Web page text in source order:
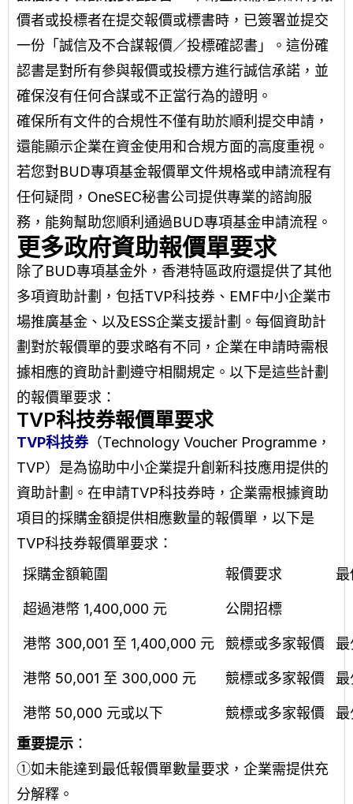
價者或投標者在提交報價或標書時，已簽署並提交
一份「誠信及不合謀報價／投標確認書」。這份確
認書是對所有參與報價或投標方進行誠信承諾，並
確保沒有任何合謀或不正當行為的證明。
確保所有文件的合規性不僅有助於順利提交申請，
還能顯示企業在資金使用和合規方面的高度重視。
若您對BUD專項基金報價單文件規格或申請流程有
任何疑問，OneSEC秘書公司提供專業的諮詢服
務，能夠幫助您順利通過BUD專項基金申請流程。
更多政府資助報價單要求
除了BUD專項基金外，香港特區政府還提供了其他
多項資助計劃，包括TVP科技券、EMF中小企業市
場推廣基金、以及ESS企業支援計劃。每個資助計
劃對於報價單的要求略有不同，企業在申請時需根
據相應的資助計劃遵守相關規定。以下是這些計劃
的報價單要求：
TVP科技券報價單要求
TVP科技券（Technology Voucher Programme，
TVP）是為協助中小企業提升創新科技應用提供的
資助計劃。在申請TVP科技券時，企業需根據資助
項目的採購金額提供相應數量的報價單，以下是
TVP科技券報價單要求：
採購金額範圍
報價要求
超過港幣 1,400,000 元 公開招標
港幣 300,001 至 1,400,000 元 競標或多家報價
港幣 50,001 至 300,000 元 競標或多家報價
港幣 50,000 元或以下 競標或多家報價
重要提示 ：
①如未能達到最低報價單數量要求，企業需提供充
分解釋。